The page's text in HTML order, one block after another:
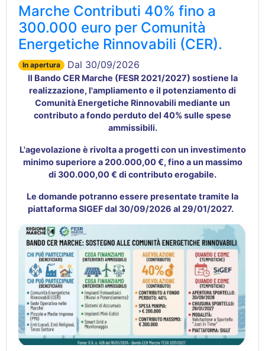
Marche Contributi 40% fino a
300.000 euro per Comunità
Energetiche Rinnovabili (CER).
In apertura Dal 30/09/2026
Il Bando CER Marche (FESR 2021/2027) sostiene la
realizzazione, l'ampliamento e il potenziamento di
Comunità Energetiche Rinnovabili mediante un
contributo a fondo perduto del 40% sulle spese
ammissibili.
L'agevolazione è rivolta a progetti con un investimento
minimo superiore a 200.000,00 €, fino a un massimo
di 300.000,00 € di contributo erogabile.
Le domande potranno essere presentate tramite la
piattaforma SIGEF dal 30/09/2026 al 29/01/2027.